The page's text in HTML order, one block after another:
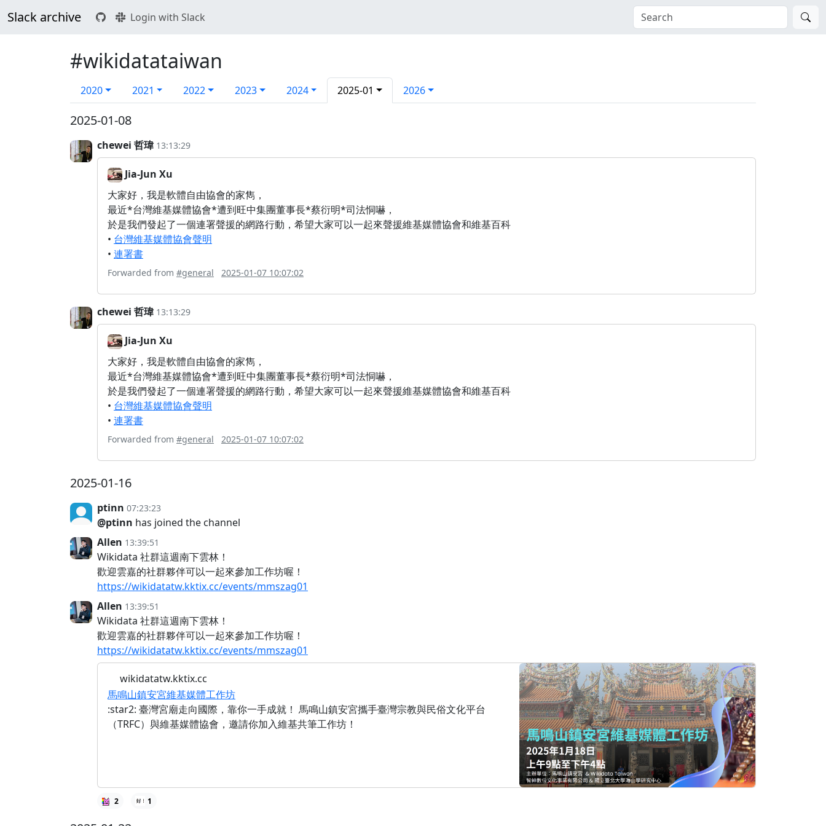
Slack archive Login with Slack
#wikidatataiwan
2020 2021 2022 2023 2024 2025-01 2026
2025-01-08
chewei 哲瑋 13:13:29
Jia-Jun Xu
大家好，我是軟體自由協會的家雋，
最近*台灣維基媒體協會*遭到旺中集團董事長*蔡衍明*司法恫嚇，
於是我們發起了一個連署聲援的網路行動，希望大家可以一起來聲援維基媒體協會和維基百科
• 台灣維基媒體協會聲明
• 連署書
Forwarded from #general 2025-01-07 10:07:02
chewei 哲瑋 13:13:29
Jia-Jun Xu
大家好，我是軟體自由協會的家雋，
最近*台灣維基媒體協會*遭到旺中集團董事長*蔡衍明*司法恫嚇，
於是我們發起了一個連署聲援的網路行動，希望大家可以一起來聲援維基媒體協會和維基百科
• 台灣維基媒體協會聲明
• 連署書
Forwarded from #general 2025-01-07 10:07:02
2025-01-16
ptinn 07:23:23
@ptinn has joined the channel
Allen 13:39:51
Wikidata 社群這週南下雲林！
歡迎雲嘉的社群夥伴可以一起來參加工作坊喔！
https://wikidatatw.kktix.cc/events/mmszag01
Allen 13:39:51
Wikidata 社群這週南下雲林！
歡迎雲嘉的社群夥伴可以一起來參加工作坊喔！
https://wikidatatw.kktix.cc/events/mmszag01
wikidatatw.kktix.cc
馬鳴山鎮安宮維基媒體工作坊
:star2: 臺灣宮廟走向國際，靠你一手成就！ 馬鳴山鎮安宮攜手臺灣宗教與民俗文化平台
（TRFC）與維基媒體協會，邀請你加入維基共筆工作坊！
2 1